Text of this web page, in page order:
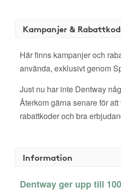
Kampanjer &
Här finns kampanjer och
använda, exklusivt genom
Just nu har inte Dentway
Återkom gärna senare för
rabattkoder och bra
Information
Dentway ger upp till